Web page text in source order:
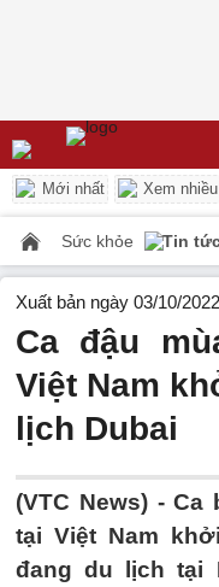
Mới nhất Xem nhiều
Sức khỏe Tin
Xuất bản ngày 03/10/
Ca đậu
Việt Nam
lịch Dubai
(VTC News) -Ca
tại Việt Nam
đang du lịch tại